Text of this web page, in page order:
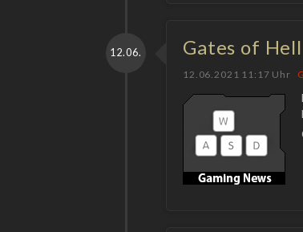
12.06. Gates of
12.06.2021 11:17 Uhr